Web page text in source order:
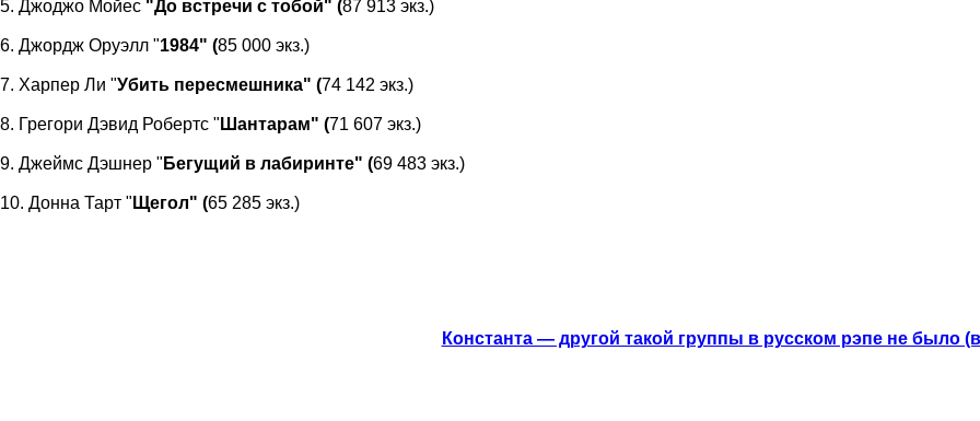
5. Джоджо Мойес "До встречи с тобой" (87 913 экз.)
6. Джордж Оруэлл "1984" (85 000 экз.)
7. Харпер Ли "Убить пересмешника" (74 142 экз.)
8. Грегори Дэвид Робертс " Шантарам" (71 607 экз.)
9. Джеймс Дэшнер " Бегущий в лабиринте" (69 483 экз.)
10. Донна Тарт " Щегол" (65 285 экз.)
Константа — другой такой группы в русском рэпе не было